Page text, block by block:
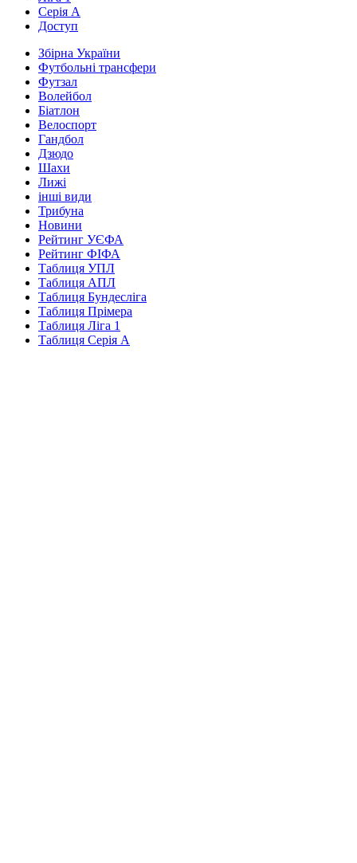
Серія А
Доступ
Збірна України
Футбольні трансфери
Футзал
Волейбол
Біатлон
Велоспорт
Гандбол
Дзюдо
Шахи
Лижі
інші види
Трибуна
Новини
Рейтинг УЄФА
Рейтинг ФІФА
Таблиця УПЛ
Таблиця АПЛ
Таблиця Бундесліга
Таблиця Прімера
Таблиця Ліга 1
Таблиця Серія А